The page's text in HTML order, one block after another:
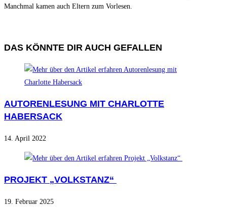
Manchmal kamen auch Eltern zum Vorlesen.
DAS KÖNNTE DIR AUCH GEFALLEN
AUTORENLESUNG MIT CHARLOTTE
HABERSACK
14. April 2022
PROJEKT „VOLKSTANZ“
19. Februar 2025